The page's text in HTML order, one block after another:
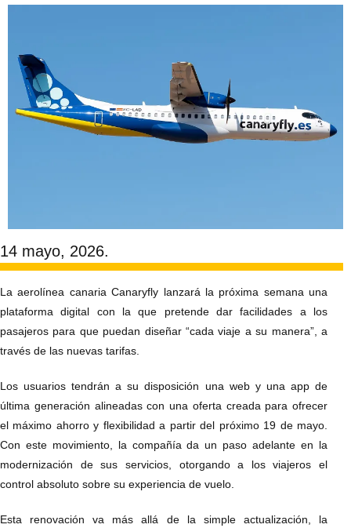
14 mayo, 2026.
La aerolínea canaria Canaryfly lanzará la próxima semana una
plataforma digital con la que pretende dar facilidades a los
pasajeros para que puedan diseñar “cada viaje a su manera”, a
través de las nuevas tarifas.
Los usuarios tendrán a su disposición una web y una app de
última generación alineadas con una oferta creada para ofrecer
el máximo ahorro y flexibilidad a partir del próximo 19 de mayo.
Con este movimiento, la compañía da un paso adelante en la
modernización de sus servicios, otorgando a los viajeros el
control absoluto sobre su experiencia de vuelo.
Esta renovación va más allá de la simple actualización, la